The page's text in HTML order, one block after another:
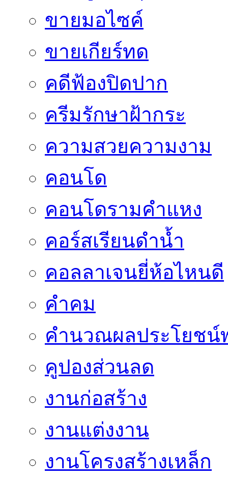
ขายมอไซค์
ขายเกียร์ทด
คดีฟ้องปิดปาก
ครีมรักษาฝ้ากระ
ความสวยความงาม
คอนโด
คอนโดรามคำแหง
คอร์สเรียนดำน้ำ
คอลลาเจนยี่ห้อไหนดี
คำคม
คำนวณผลประโยชน์
คูปองส่วนลด
งานก่อสร้าง
งานแต่งงาน
งานโครงสร้างเหล็ก